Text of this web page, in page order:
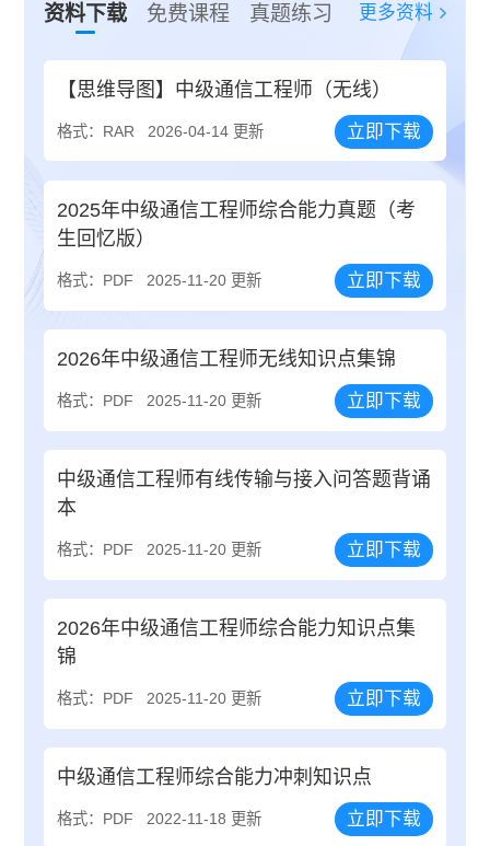
资料下载 免费课程 真题练习 更多资料
【思维导图】中级通信工程师（无线）
格式：RAR 2026-04-14 更新 立即下载
2025年中级通信工程师综合能力真题（考
生回忆版）
格式：PDF 2025-11-20 更新 立即下载
2026年中级通信工程师无线知识点集锦
格式：PDF 2025-11-20 更新 立即下载
中级通信工程师有线传输与接入问答题背诵
本
格式：PDF 2025-11-20 更新 立即下载
2026年中级通信工程师综合能力知识点集
锦
格式：PDF 2025-11-20 更新 立即下载
中级通信工程师综合能力冲刺知识点
格式：PDF 2022-11-18 更新 立即下载